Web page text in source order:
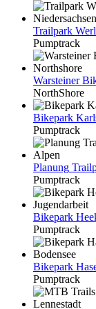
Trailpark
Pumptrack
Warsteiner
NorthShore
Bikepark
Pumptrack
Planung
Pumptrack
Bikepark
Pumptrack
Bikepark
Pumptrack